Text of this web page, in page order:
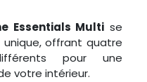
Essentials Multi se
unique, offrant quatre
pour une
votre intérieur.